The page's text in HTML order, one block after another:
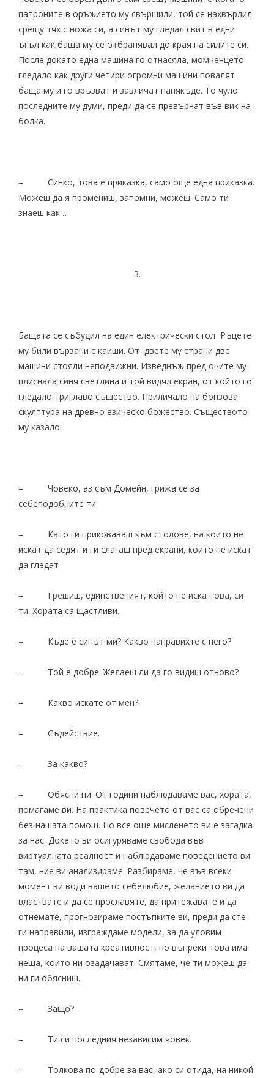
патроните в оръжието му свършили, той се нахвърлил
срещу тях с ножа си, а синът му гледал свит в едни
ъгъл как баща му се отбранявал до края на силите си.
После докато една машина го отнасяла, момченцето
гледало как други четири огромни машини повалят
баща му и го връзват и завличат нанякъде. То чуло
последните му думи, преди да се превърнат във вик на
болка.
– Синко, това е приказка, само още една приказка.
Можеш да я промениш, запомни, можеш. Само ти
знаеш как…
3.
Бащата се събудил на един електрически стол Ръцете
му били вързани с каиши. От двете му страни две
машини стояли неподвижни. Изведнъж пред очите му
плиснала синя светлина и той видял екран, от който го
гледало триглаво същество. Приличало на бонзова
скулптура на древно езическо божество. Съществото
му казало:
– Човеко, аз съм Домейн, грижа се за
себеподобните ти.
– Като ги приковаваш към столове, на които не
искат да седят и ги слагаш пред екрани, които не искат
да гледат
– Грешиш, единственият, който не иска това, си
ти. Хората са щастливи.
– Къде е синът ми? Какво направихте с него?
– Той е добре. Желаеш ли да го видиш отново?
– Какво искате от мен?
– Съдействие.
– За какво?
– Обясни ни. От години наблюдаваме вас, хората,
помагаме ви. На практика повечето от вас са обречени
без нашата помощ. Но все още мисленето ви е загадка
за нас. Докато ви осигуряваме свобода във
виртуалната реалност и наблюдаваме поведението ви
там, ние ви анализираме. Разбираме, че във всеки
момент ви води вашето себелюбие, желанието ви да
властвате и да се прославяте, да притежавате и да
отнемате, прогнозираме постъпките ви, преди да сте
ги направили, изграждаме модели, за да уловим
процеса на вашата креативност, но въпреки това има
неща, които ни озадачават. Смятаме, че ти можеш да
ни ги обясниш.
– Защо?
– Ти си последния независим човек.
– Толкова по-добре за вас, ако си отида, на никой